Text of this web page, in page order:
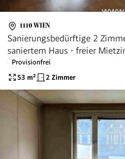
1110 WIEN
Sanierungsbedürftige 2
saniertem Haus - freier
Provisionfrei
53 m² 2 Zimmer